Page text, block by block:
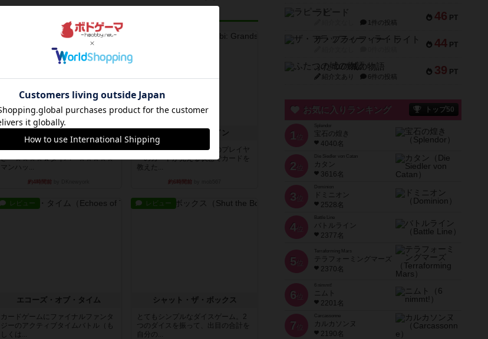
世界に浸れる度 ☆☆☆☆★楽し
さ ☆☆☆☆★タイパ ☆☆☆☆☆
マンハッ...
約4時間前
花火：スターマイン
自分のカードは見えず他のプレイヤ
ーのカードが見える状態でカードを
教えた...
約6時間前
レビュー
エコーズ・オブ・タイム
カードゲームにファイナルファンタ
ジーのアクティブタイムバトル（も
しくは...
レビュー
シャット・ザ・ボックス
とてもシンプルなダイスゲーム。2
つのダイスを振って、出目の合計を
自分の...
46 PT
ラピード
1件の投稿
44 PT
ザ・フラッフィー・ライト
39 PT
ふたつの城の物語
紹介文あり 6件の投稿
お気に入りランキング トップ50
1 位
宝石の煌き
4040名
2 位
Die Siedler von Catan
カタン
3616名
3 位
ドミニオン
2528名
4位
Battle Line
バトルライン
2377名
5 位
Terraforming Mars
テラフォーミングマーズ
2370名
6 位
ニムト
2201名
7 位
Carcassonne
カルカソンヌ
2190名